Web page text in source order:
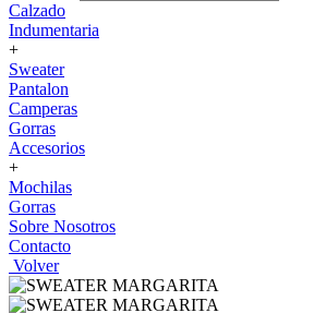
Calzado
Indumentaria
+
Sweater
Pantalon
Camperas
Gorras
Accesorios
+
Mochilas
Gorras
Sobre Nosotros
Contacto
Volver